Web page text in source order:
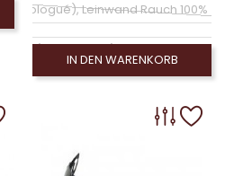
Leinwand Rauch 100%
(homologué), Visiére
homologué), Rauchschirm 50%
IN DEN WARENKORB